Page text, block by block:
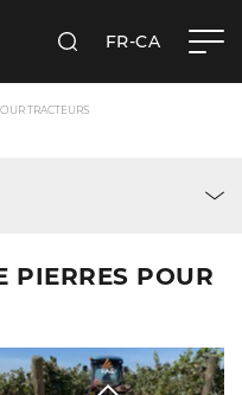
RECHERCHER
FR-CA
TRACTEURS
PIERRES POUR